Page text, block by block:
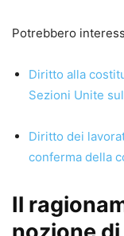
Università di
Avvocato in Torino.
Potrebbero
Diritto alla
Sezioni Unite
Diritto dei
conferma della
Il